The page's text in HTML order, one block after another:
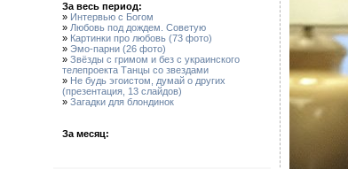
За весь период:
» Интервью с Богом
» Любовь под дождем. Советую
» Картинки про любовь (73 фото)
» Эмо-парни (26 фото)
» Звёзды с гримом и без с украинского
телепроекта Танцы со звездами
» Не будь эгоистом, думай о других
(презентация, 13 слайдов)
» Загадки для блондинок
За месяц: